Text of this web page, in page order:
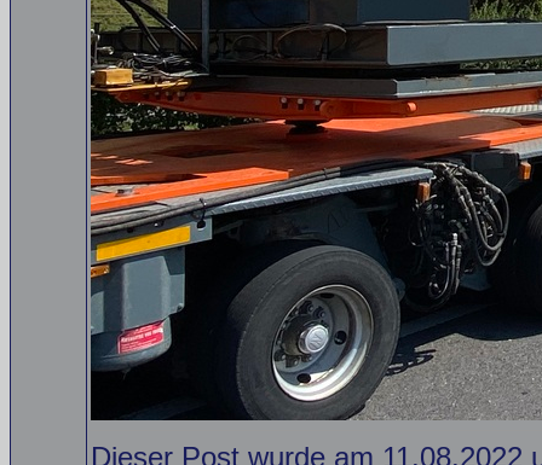
Dieser Post wurde am 11.08.2022